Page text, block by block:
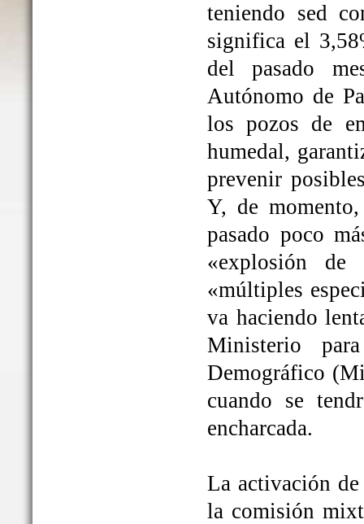
teniendo sed
significa el
del pasado
Autónomo de
los pozos de
humedal,
prevenir
Y, de
pasado poco
«explosión
«múltiples
va haciendo
Ministerio
Demográfico
cuando se
encharcada.
La activación
la comisión